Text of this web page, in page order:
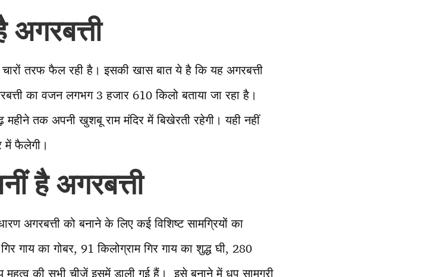
तरफ फैल रही है। इसकी खास बात ये है कि यह अगरबत्ती
का वजन लगभग 3 हजार 610 किलो बताया जा रहा है।
महीने तक अपनी खुशबू राम मंदिर में बिखेरती रहेगी। यही नहीं
में फैलेगी।
है अगरबत्ती
अगरबत्ती को बनाने के लिए कई विशिष्ट सामग्रियों का
गाय का गोबर, 91 किलोग्राम गिर गाय का शुद्ध घी, 280
की सभी चीजें इसमें डाली गई हैं। इसे बनाने में धूप सामग्री